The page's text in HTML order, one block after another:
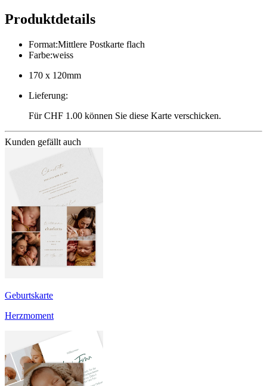
Produktdetails
Format:Mittlere Postkarte flach
Farbe:weiss
170 x 120mm
Lieferung:
Für CHF 1.00 können Sie diese Karte verschicken.
Kunden gefällt auch
Geburtskarte
Herzmoment